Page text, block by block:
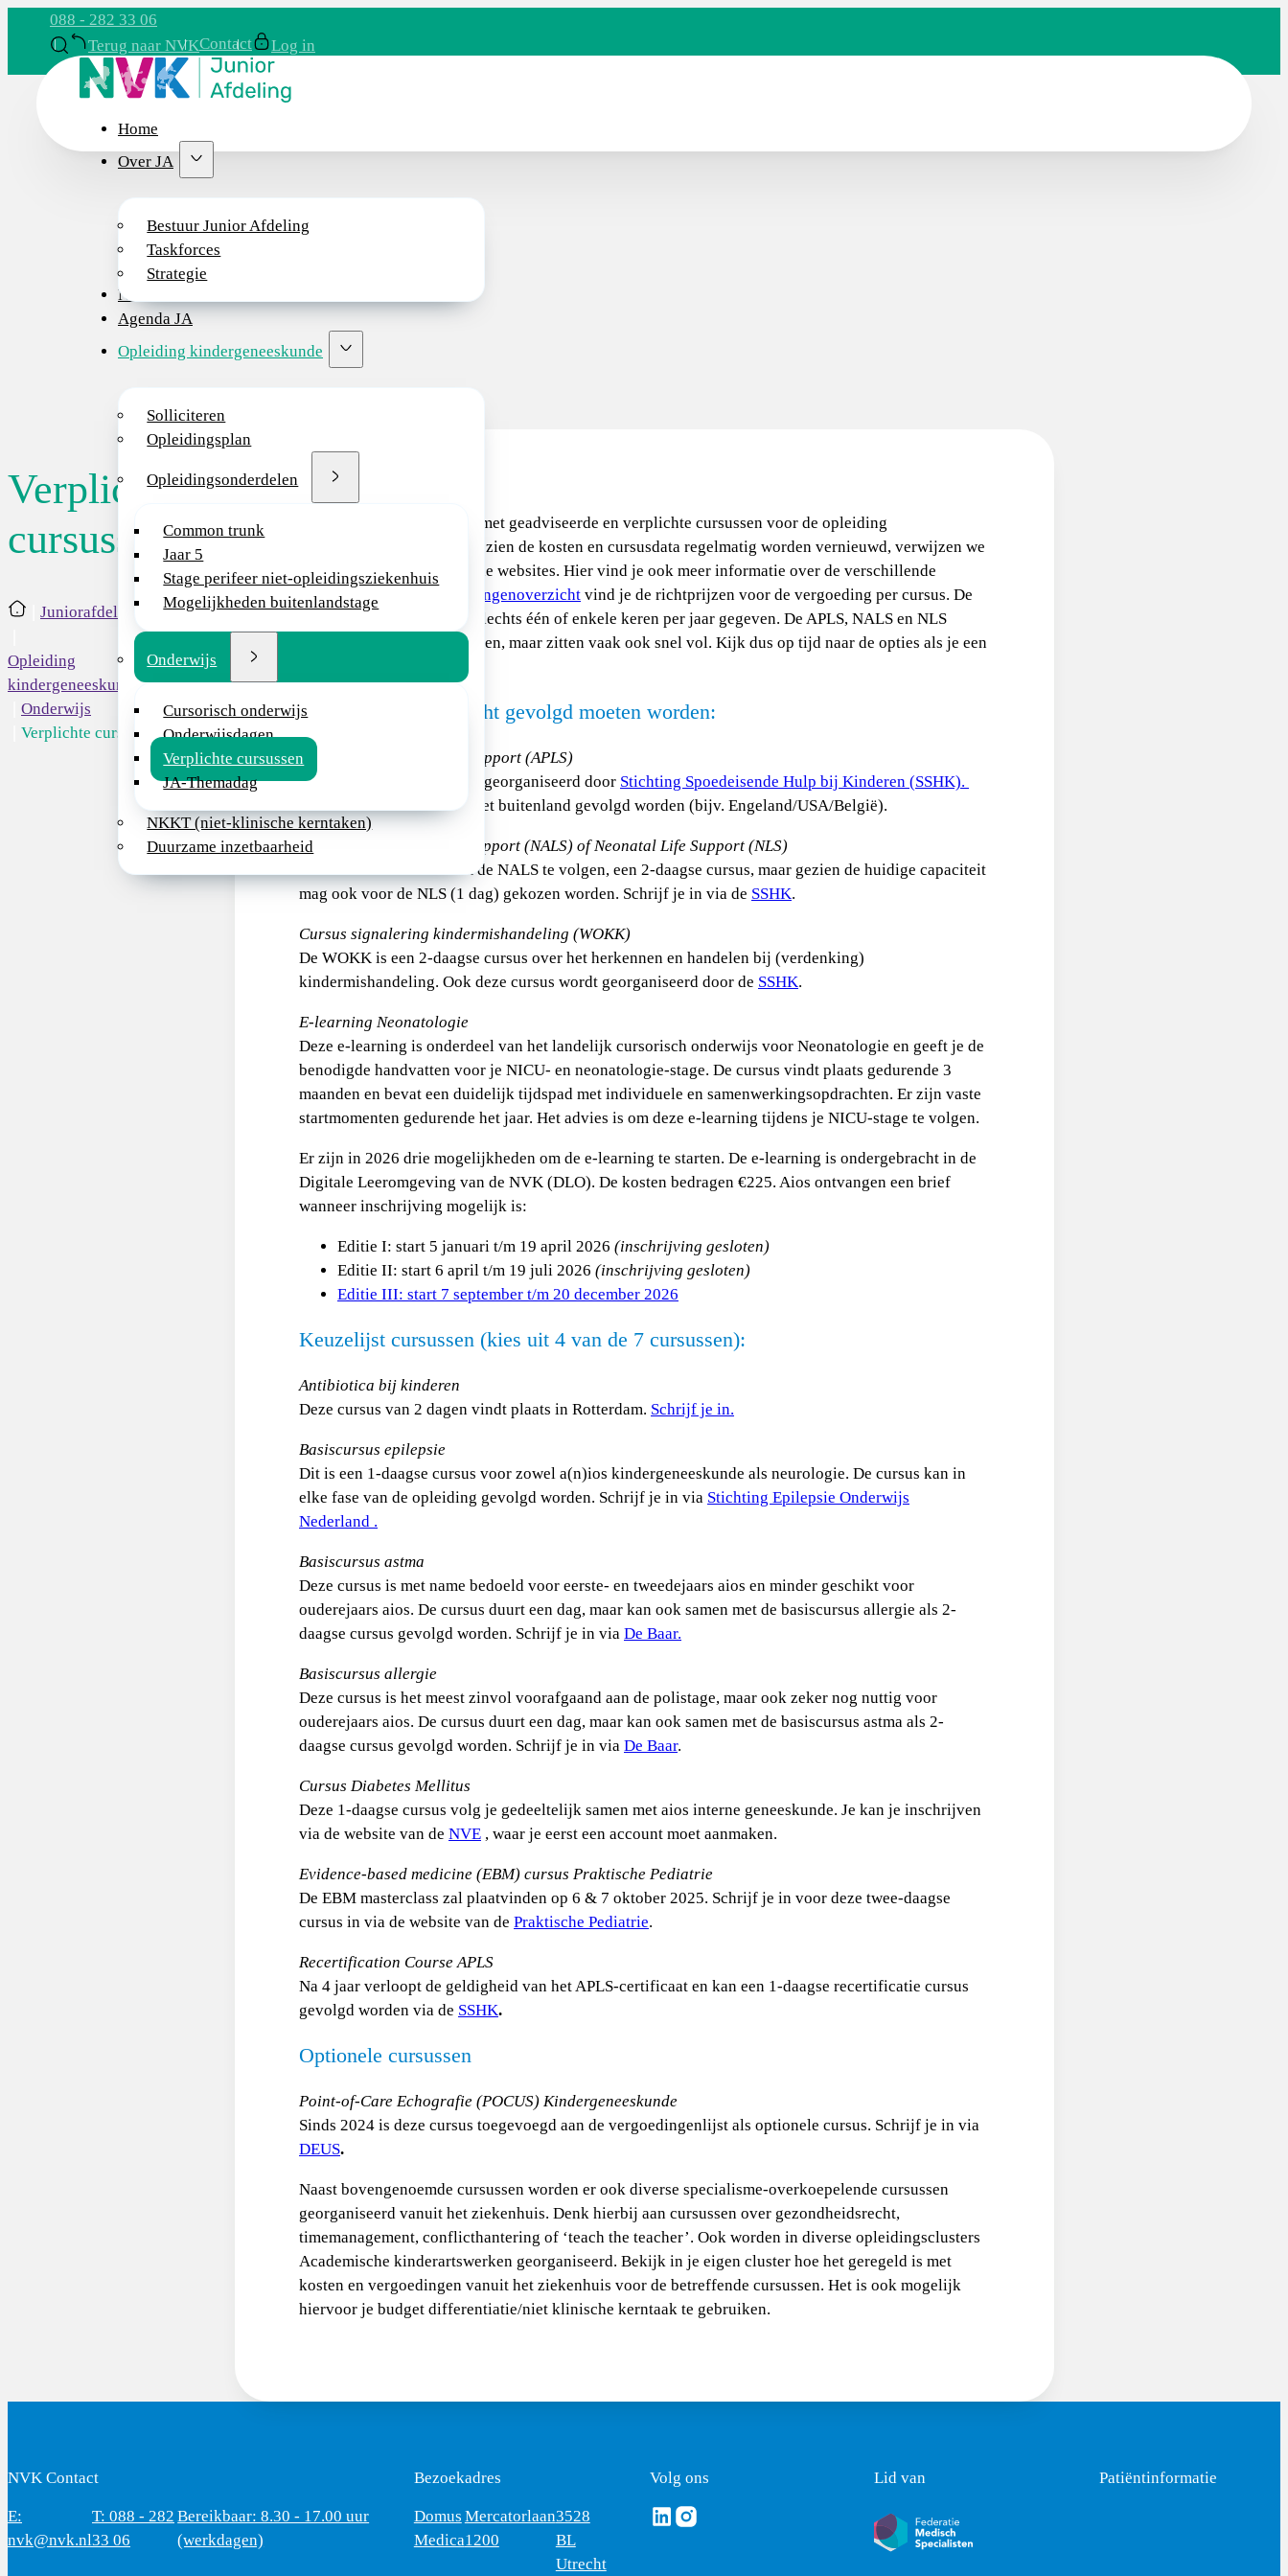
088 - 282 33 06
Terug naar NVKContact Log in
Home
Over JA
Bestuur Junior Afdeling
Taskforces
Strategie
Nieuws
Agenda JA
Opleiding kindergeneeskunde
Solliciteren
Opleidingsplan
Opleidingsonderdelen
Common trunk
Jaar 5
Stage perifeer niet-opleidingsziekenhuis
Mogelijkheden buitenlandstage
Onderwijs
Cursorisch onderwijs
Onderwijsdagen
Verplichte cursussen
JA-Themadag
NKKT (niet-klinische kerntaken)
Duurzame inzetbaarheid
Verplichte
cursussen
HomeJuniorafdeling
Opleiding
kindergeneeskunde
Onderwijs
Verplichte curs...
Hieronder vind je een lijst met geadviseerde en verplichte cursussen voor de opleiding
Kindergeneeskunde. Aangezien de kosten en cursusdata regelmatig worden vernieuwd, verwijzen we
hiervoor naar de betreffende websites. Hier vind je ook meer informatie over de verschillende
cursussen. Op het
vergoedingenoverzicht vind je de richtprijzen voor de vergoeding per cursus. De
meeste cursussen worden slechts één of enkele keren per jaar gegeven. De APLS, NALS en NLS
worden regelmatiger gegeven, maar zitten vaak ook snel vol. Kijk dus op tijd naar de opties als je een
Cursussen die verplicht gevolgd moeten worden:
Advanced Pediatric Life Support (APLS)
Dit is een 3-daagse cursus, georganiseerd door Stichting Spoedeisende Hulp bij Kinderen (SSHK).
NB: de cursus kan ook in het buitenland gevolgd worden (bijv. Engeland/USA/België).
Neonatal Advanced Life Support (NALS) of Neonatal Life Support (NLS)
Het wordt aanbevolen om de NALS te volgen, een 2-daagse cursus, maar gezien de huidige capaciteit
mag ook voor de NLS (1 dag) gekozen worden. Schrijf je in via de SSHK.
Cursus signalering kindermishandeling (WOKK)
De WOKK is een 2-daagse cursus over het herkennen en handelen bij (verdenking)
kindermishandeling. Ook deze cursus wordt georganiseerd door de SSHK.
E-learning Neonatologie
Deze e-learning is onderdeel van het landelijk cursorisch onderwijs voor Neonatologie en geeft je de
benodigde handvatten voor je NICU- en neonatologie-stage. De cursus vindt plaats gedurende 3
maanden en bevat een duidelijk tijdspad met individuele en samenwerkingsopdrachten. Er zijn vaste
startmomenten gedurende het jaar. Het advies is om deze e-learning tijdens je NICU-stage te volgen.
Er zijn in 2026 drie mogelijkheden om de e-learning te starten. De e-learning is ondergebracht in de
Digitale Leeromgeving van de NVK (DLO). De kosten bedragen €225. Aios ontvangen een brief
wanneer inschrijving mogelijk is:
Editie I: start 5 januari t/m 19 april 2026 (inschrijving gesloten)
Editie II: start 6 april t/m 19 juli 2026 (inschrijving gesloten)
Editie III: start 7 september t/m 20 december 2026
Keuzelijst cursussen (kies uit 4 van de 7 cursussen):
Antibiotica bij kinderen
Deze cursus van 2 dagen vindt plaats in Rotterdam. Schrijf je in.
Basiscursus epilepsie
Dit is een 1-daagse cursus voor zowel a(n)ios kindergeneeskunde als neurologie. De cursus kan in
elke fase van de opleiding gevolgd worden. Schrijf je in via Stichting Epilepsie Onderwijs
Nederland .
Basiscursus astma
Deze cursus is met name bedoeld voor eerste- en tweedejaars aios en minder geschikt voor
ouderejaars aios. De cursus duurt een dag, maar kan ook samen met de basiscursus allergie als 2-
daagse cursus gevolgd worden. Schrijf je in via De Baar.
Basiscursus allergie
Deze cursus is het meest zinvol voorafgaand aan de polistage, maar ook zeker nog nuttig voor
ouderejaars aios. De cursus duurt een dag, maar kan ook samen met de basiscursus astma als 2-
daagse cursus gevolgd worden. Schrijf je in via De Baar.
Cursus Diabetes Mellitus
Deze 1-daagse cursus volg je gedeeltelijk samen met aios interne geneeskunde. Je kan je inschrijven
via de website van de NVE , waar je eerst een account moet aanmaken.
Evidence-based medicine (EBM) cursus Praktische Pediatrie
De EBM masterclass zal plaatvinden op 6 & 7 oktober 2025. Schrijf je in voor deze twee-daagse
cursus in via de website van de Praktische Pediatrie.
Recertification Course APLS
Na 4 jaar verloopt de geldigheid van het APLS-certificaat en kan een 1-daagse recertificatie cursus
gevolgd worden via de SSHK.
Optionele cursussen
Point-of-Care Echografie (POCUS) Kindergeneeskunde
Sinds 2024 is deze cursus toegevoegd aan de vergoedingenlijst als optionele cursus. Schrijf je in via
DEUS.
Naast bovengenoemde cursussen worden er ook diverse specialisme-overkoepelende cursussen
georganiseerd vanuit het ziekenhuis. Denk hierbij aan cursussen over gezondheidsrecht,
timemanagement, conflicthantering of ‘teach the teacher’. Ook worden in diverse opleidingsclusters
Academische kinderartswerken georganiseerd. Bekijk in je eigen cluster hoe het geregeld is met
kosten en vergoedingen vanuit het ziekenhuis voor de betreffende cursussen. Het is ook mogelijk
hiervoor je budget differentiatie/niet klinische kerntaak te gebruiken.
NVK Contact
E:
nvk@nvk.nl
T: 088 - 282
33 06
Bereikbaar: 8.30 - 17.00 uur
(werkdagen)
Bezoekadres
Domus
Medica
Mercatorlaan
1200
3528
BL
Utrecht
Volg ons
Volg ons via Linkedin
Volg ons via Instagram
Lid van Patiëntinformatie